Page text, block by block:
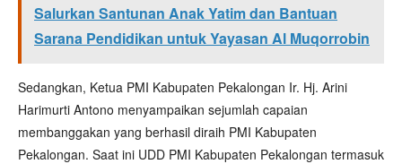
Salurkan Santunan Anak Yatim dan Bantuan
Sarana Pendidikan untuk Yayasan Al Muqorrobin
Sedangkan, Ketua PMI Kabupaten Pekalongan Ir. Hj. Arini
Harimurti Antono menyampaikan sejumlah capaian
membanggakan yang berhasil diraih PMI Kabupaten
Pekalongan. Saat ini UDD PMI Kabupaten Pekalongan termasuk